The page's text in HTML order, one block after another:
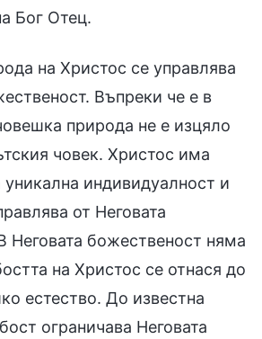
Бог Отец.
на Христос се управлява
Въпреки че е в
природа не е изцяло
човек. Христос има
индивидуалност и
от Неговата
Неговата божественост няма
на Христос се отнася до
естество. До известна
ограничава Неговата